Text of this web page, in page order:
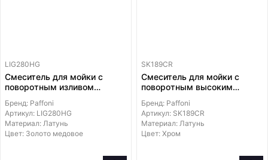
LIG280HG
Смеситель для мойки с
поворотным изливом
Бренд: Paffoni
Артикул: LIG280HG
Материал: Латунь
Цвет: Золото медовое
SK189CR
Смеситель для мойки с
поворотным высоким
корпусом
Бренд: Paffoni
Артикул: SK189CR
Материал: Латунь
Цвет: Хром